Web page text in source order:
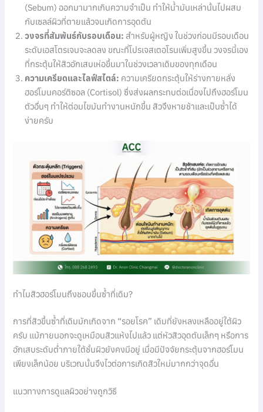
(Sebum) ออกมามากเกินความจำเป็น ทำให้น้ำมันเหล่านั้นไปผสม
กับเซลล์ผิวที่ตายแล้วจนเกิดการอุดตัน
วงจรที่สัมพันธ์กับรอบเดือน: สำหรับผู้หญิง ในช่วงก่อนมีรอบเดือน
ระดับเอสโตรเจนจะลดลง ขณะที่โปรเจสเตอโรนเพิ่มสูงขึ้น วงจรนี้เอง
ที่กระตุ้นให้สิวอักเสบเห่อขึ้นมาในช่วงเวลาเดิมของทุกเดือน
ความเครียดและไลฟ์สไตล์: ความเครียดกระตุ้นให้ร่างกายหลั่ง
ฮอร์โมนคอร์ติซอล (Cortisol) ซึ่งส่งผลกระทบต่อเนื่องไปถึงฮอร์โมน
ตัวอื่นๆ ทำให้ต่อมไขมันทำงานหนักขึ้น สิวจึงหายช้าและเป็นซ้ำได้
ง่ายครับ
ทำไมสิวฮอร์โมนถึงชอบขึ้นซ้ำที่เดิม?
การที่สิวขึ้นซ้ำที่เดิมมักเกิดจาก “รอยโรค” เดิมที่ยังหลงเหลืออยู่ใต้ผิว
ครับ แม้ภายนอกจะดูเหมือนสิวแห้งไปแล้ว แต่หัวสิวอุดตันเล็กๆ หรือการ
อักเสบระดับต่ำภายใต้ชั้นผิวยังคงมีอยู่ เมื่อมีปัจจัยกระตุ้นจากฮอร์โมน
เพียงเล็กน้อย บริเวณนั้นจึงไวต่อการเกิดสิวใหม่มากกว่าจุดอื่น
แนวทางการดูแลผิวอย่างถูกวิธี